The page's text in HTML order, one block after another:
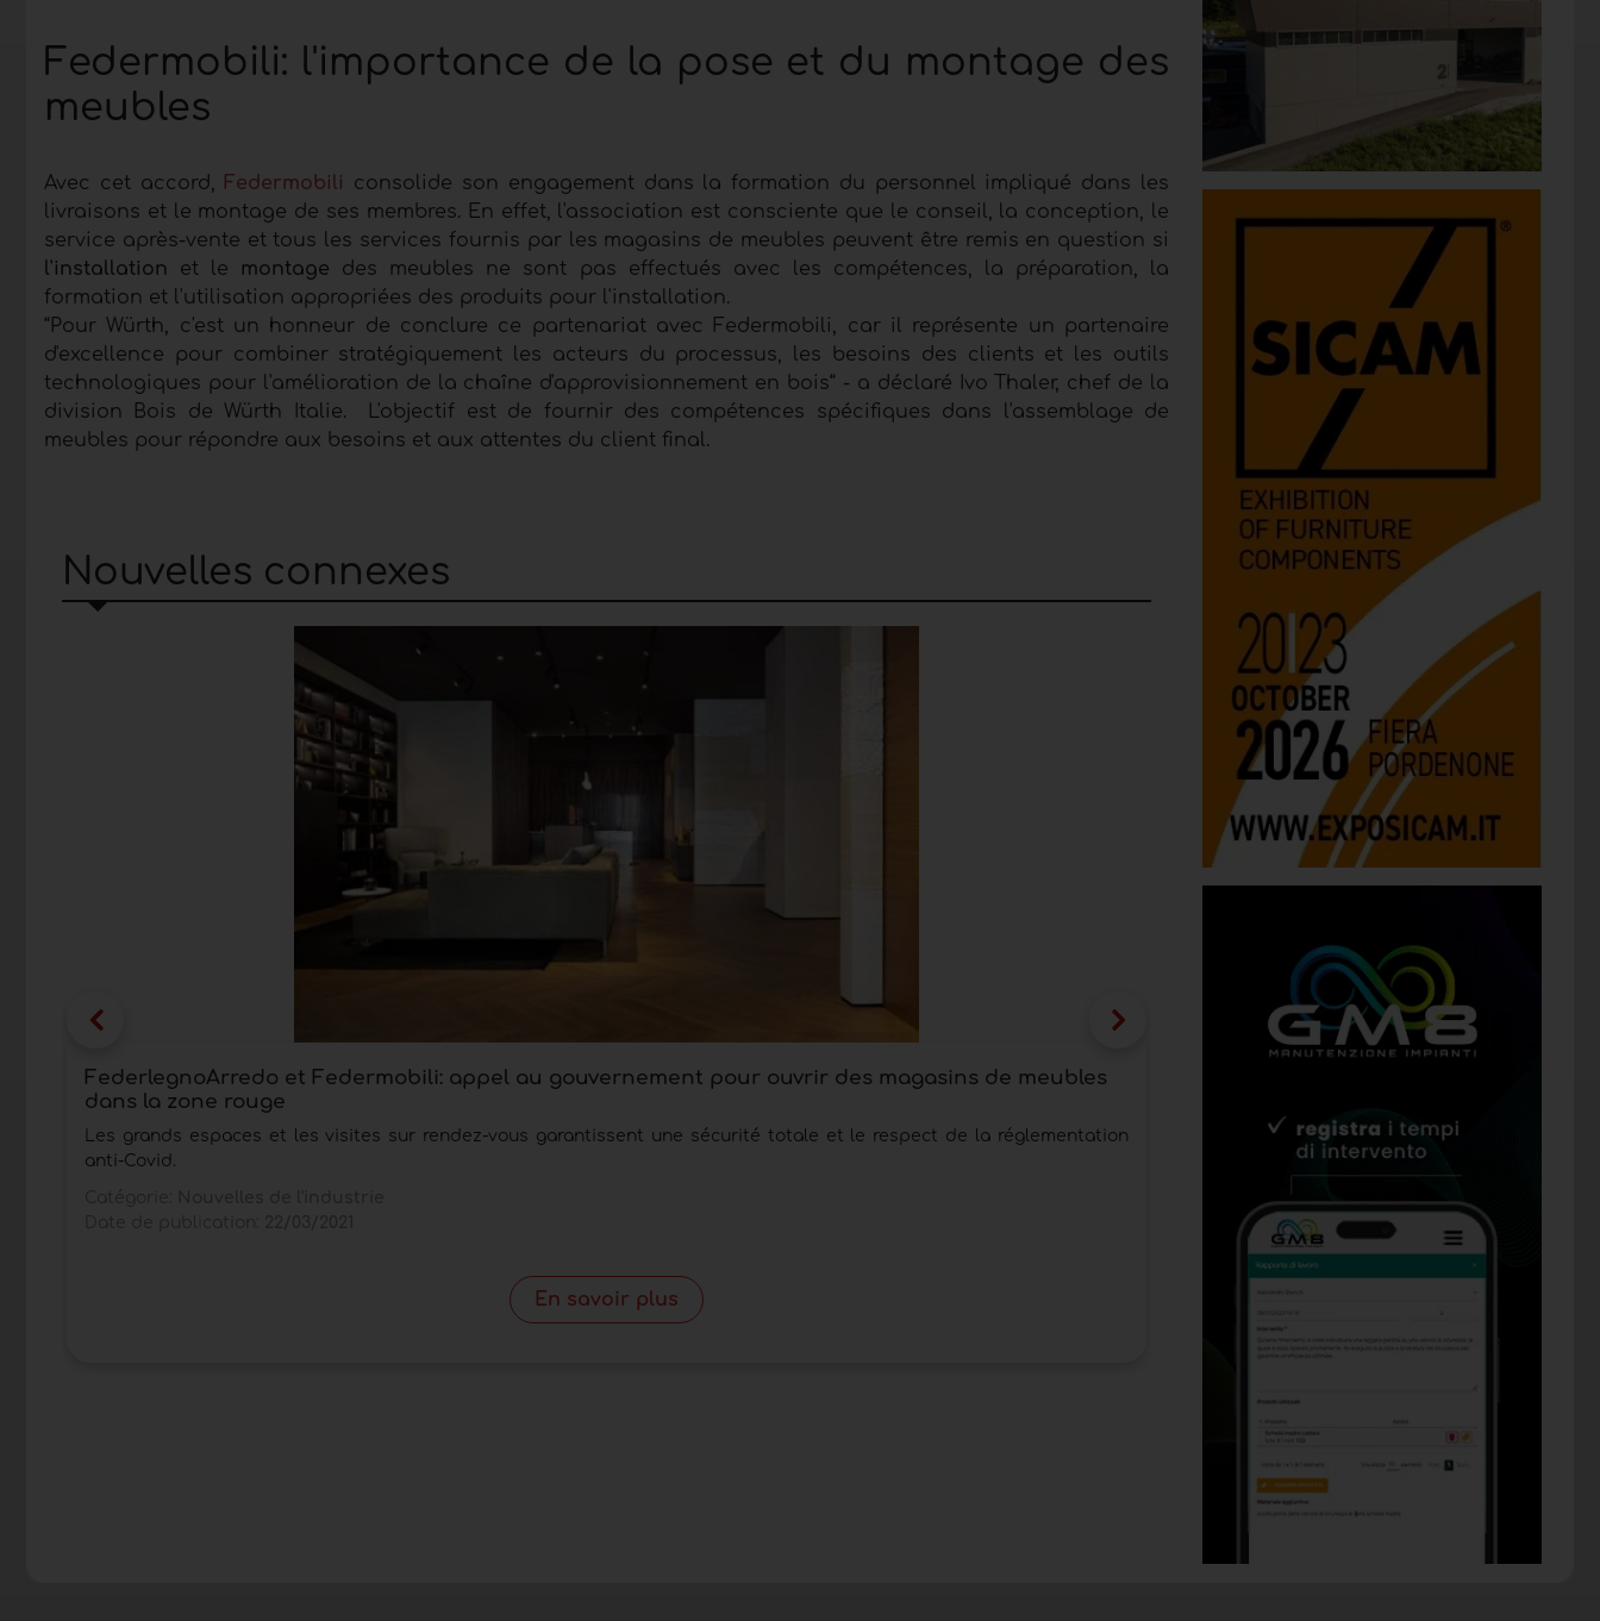
Federmobili: l'importance de la pose et du montage des
meubles
Avec cet accord, Federmobili consolide son engagement dans la formation du personnel impliqué dans les
livraisons et le montage de ses membres. En effet, l'association est consciente que le conseil, la conception, le
service après-vente et tous les services fournis par les magasins de meubles peuvent être remis en question si
l'installation et le montage des meubles ne sont pas effectués avec les compétences, la préparation, la
formation et l'utilisation appropriées des produits pour l'installation.
“Pour Würth, c'est un honneur de conclure ce partenariat avec Federmobili, car il représente un partenaire
d'excellence pour combiner stratégiquement les acteurs du processus, les besoins des clients et les outils
technologiques pour l'amélioration de la chaîne d'approvisionnement en bois“ - a déclaré Ivo Thaler, chef de la
division Bois de Würth Italie. L'objectif est de fournir des compétences spécifiques dans l'assemblage de
meubles pour répondre aux besoins et aux attentes du client final.
Nouvelles connexes
FederlegnoArredo et Federmobili: appel au gouvernement pour ouvrir des magasins de meubles
dans la zone rouge
Les grands espaces et les visites sur rendez-vous garantissent une sécurité totale et le respect de la réglementation
anti-Covid.
En savoir plus
Catégorie:Salons
23/04/2018